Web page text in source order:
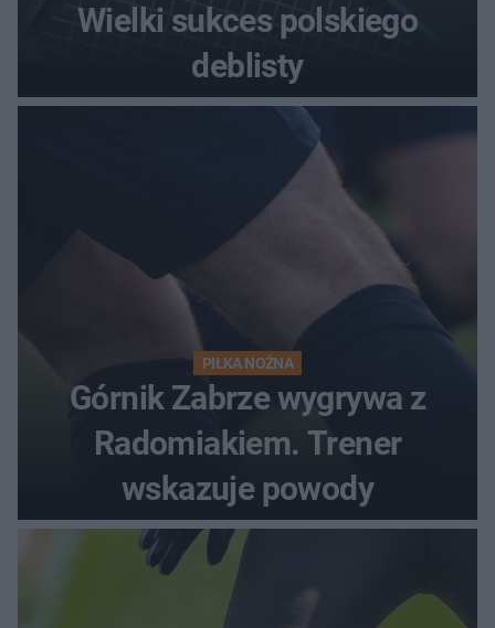
Wielki sukces polskiego
deblisty
PIŁKA NOŻNA
Górnik Zabrze wygrywa z
Radomiakiem. Trener
wskazuje powody